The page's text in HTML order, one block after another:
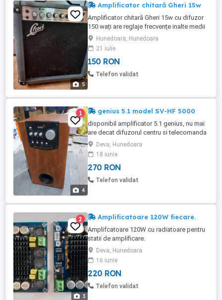
5
Amplificator chitară Gheri 15w
Amplificator chitară Gheri 15w cu difuzor
150 wați are reglaje frecvențe inalte medii
joase și distorsiuni,Gaming.
Hunedoara, Hunedoara
21 iulie
150 RON
Telefon validat
4
1 genius 5.1 model SV-HF 5000
disponibil amplificator 5.1 genius, nu mai
are decat difuzorul centru si telecomanda
,arata si functioneaza bine, preferabil
predare personala cu proba.
Deva, Hunedoara
18 iunie
270 RON
Telefon validat
3
2 Amplificatoare 120W fiecare.
Amplifcatoare 120W cu radiatoare pentru
statii de amplificare.
Deva, Hunedoara
16 iunie
220 RON
Telefon validat